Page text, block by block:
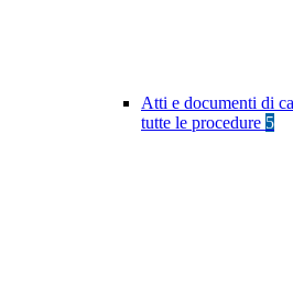
Atti e documenti di
tutte le procedure 5